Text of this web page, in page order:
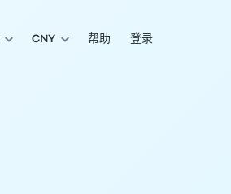
CNY 帮助 登录